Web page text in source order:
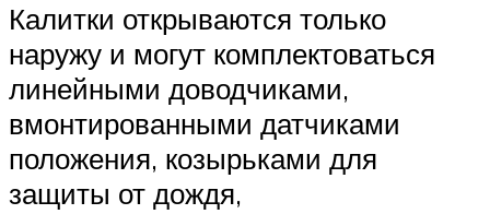
Калитки открываются только
наружу и могут комплектоваться
линейными доводчиками,
вмонтированными датчиками
положения, козырьками для
защиты от дождя,